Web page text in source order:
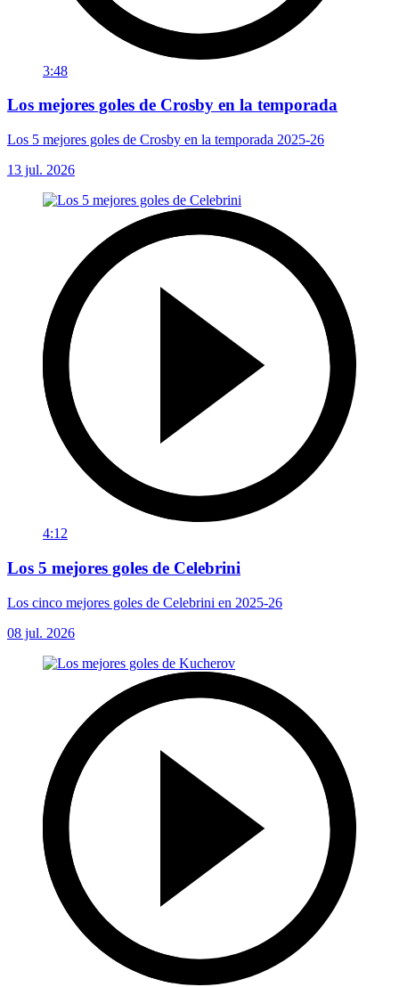
3:48
Los mejores goles de Crosby en la temporada
Los 5 mejores goles de Crosby en la temporada 2025-26
13 jul. 2026
4:12
Los 5 mejores goles de Celebrini
Los cinco mejores goles de Celebrini en 2025-26
08 jul. 2026